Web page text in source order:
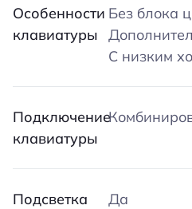
Особенности
клавиатуры
Без блока
С низким
Подключение
клавиатуры
Подсветка
Да